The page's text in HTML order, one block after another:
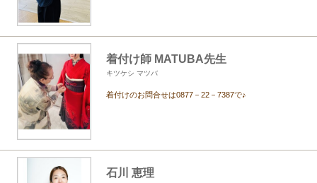
着付け師 MATUBA先生
キツケシ マツバ
着付けのお問合せは0877－22－7387で♪
石川 恵理